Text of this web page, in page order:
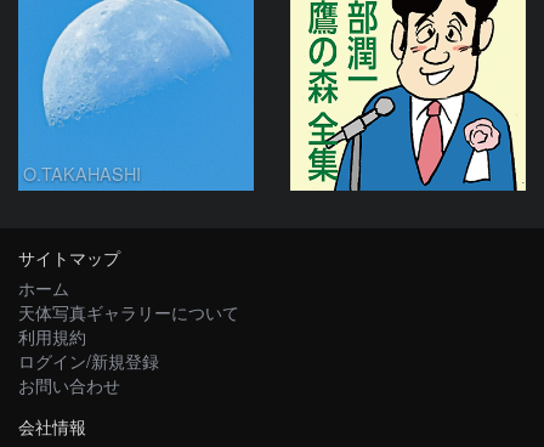
O.TAKAHASHI
サイトマップ
ホーム
天体写真ギャラリーについて
利用規約
ログイン/新規登録
お問い合わせ
会社情報